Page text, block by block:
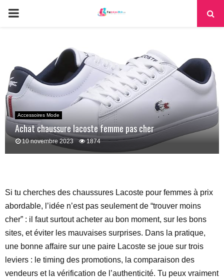
PRIMARY
Accessoires Mode
Achat chaussure lacoste femme pas cher
10 novembre 2023 1874
Si tu cherches des chaussures Lacoste pour femmes à prix
abordable, l’idée n’est pas seulement de “trouver moins
cher” : il faut surtout acheter au bon moment, sur les bons
sites, et éviter les mauvaises surprises. Dans la pratique,
une bonne affaire sur une paire Lacoste se joue sur trois
leviers : le timing des promotions, la comparaison des
vendeurs et la vérification de l’authenticité. Tu peux vraiment